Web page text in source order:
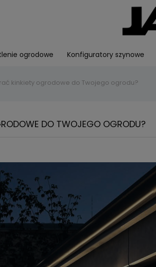
ogrodowe Konfiguratory szynowe
kinkiety ogrodowe do Twojego ogrodu?
DO TWOJEGO OGRODU?